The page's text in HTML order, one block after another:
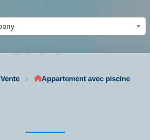
Vente Appartement avec piscine